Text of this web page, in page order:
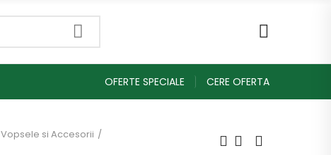
OFERTE SPECIALE CERE OFERTA
Vopsele si Accesorii